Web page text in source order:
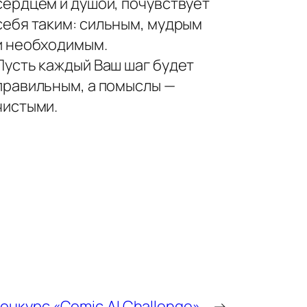
таким: сильным, мудрым
необходимым.
каждый Ваш шаг будет
а помыслы —